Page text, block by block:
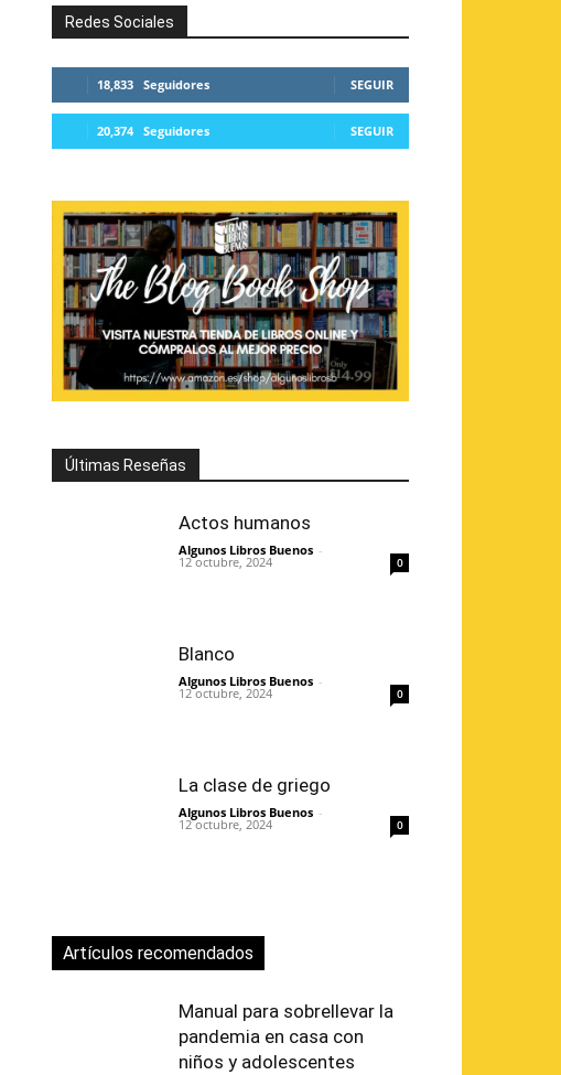
Redes Sociales
18,833 Seguidores SEGUIR
20,374 Seguidores SEGUIR
Últimas Reseñas
Actos humanos
Algunos Libros Buenos -
12 octubre, 2024 0
Blanco
Algunos Libros Buenos -
12 octubre, 2024 0
La clase de griego
Algunos Libros Buenos -
12 octubre, 2024 0
Artículos recomendados
Manual para sobrellevar la
pandemia en casa con
niños y adolescentes